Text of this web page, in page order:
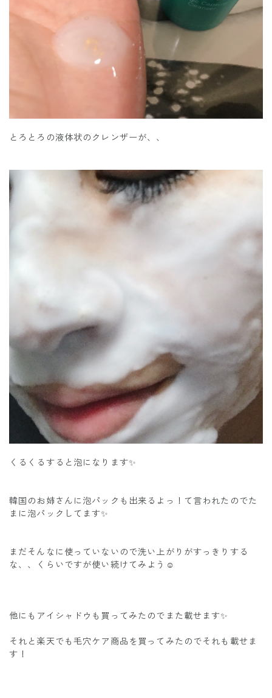
とろとろの液体状のクレンザーが、、
くるくるすると泡になります✨
韓国のお姉さんに泡パックも出来るよっ！て言われたのでた
まに泡パックしてます✨
まだそんなに使っていないので洗い上がりがすっきりする
な、、くらいですが使い続けてみよう☺️
他にもアイシャドウも買ってみたのでまた載せます✨
それと楽天でも毛穴ケア商品を買ってみたのでそれも載せま
す！